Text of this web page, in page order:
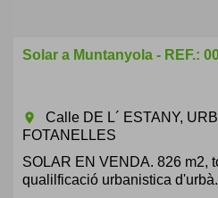
Solar a Muntanyola - REF.:
room
Calle DE L´ ESTANY,
FOTANELLES
SOLAR EN VENDA. 826 m2,
qualilficació urbanistica